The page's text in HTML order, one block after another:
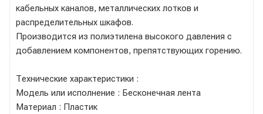
кабельных каналов, металлических лотков и
распределительных шкафов.
Производится из полиэтилена высокого давления с
добавлением компонентов, препятствующих горению.
Технические характеристики :
Модель или исполнение : Бесконечная лента
Материал : Пластик